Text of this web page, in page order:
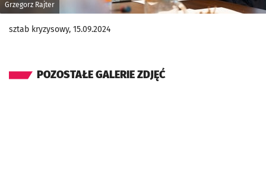
Grzegorz Rajter
sztab kryzysowy, 15.09.2024
POZOSTAŁE GALERIE ZDJĘĆ